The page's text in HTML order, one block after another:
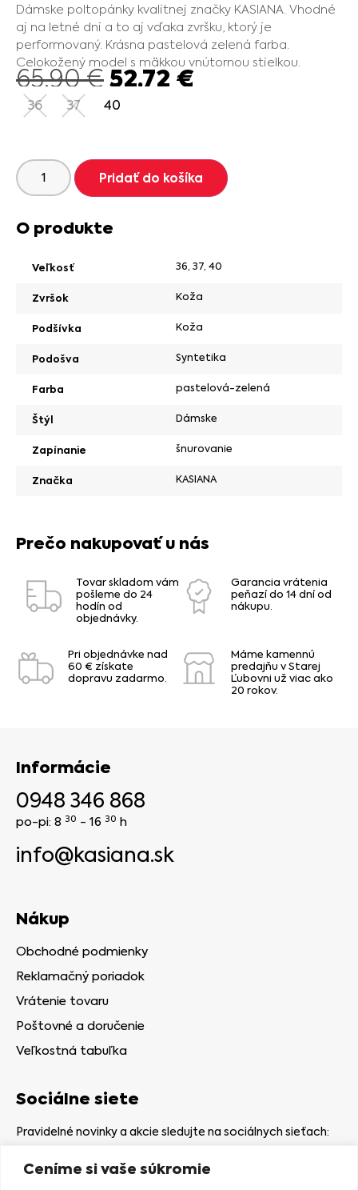
Ceníme si vaše súkromie
Dámske poltopánky kvalitnej značky KASIANA. Vhodné
aj na letné dni a to aj vďaka zvršku, ktorý je
performovaný. Krásna pastelová zelená farba.
Celokožený model s mäkkou vnútornou stielkou.
65.90€52.72 €
36 37 40
Pridať do košíka
O produkte
Veľkosť 36, 37, 40
Zvršok Koža
Podšívka Koža
Podošva Syntetika
Farba pastelová-zelená
Štýl Dámske
Zapínanie šnurovanie
Značka KASIANA
Prečo nakupovať u nás
Tovar skladom vám
pošleme do 24
hodín od
objednávky.
Garancia vrátenia
peňazí do 14 dní od
nákupu.
Pri objednávke nad
60 € získate
dopravu zadarmo.
Máme kamennú
predajňu v Starej
Ľubovni už viac ako
20 rokov.
Informácie
0948 346 868
po-pi: 8 30 - 16 30 h
info@kasiana.sk
Nákup
Obchodné podmienky
Reklamačný poriadok
Vrátenie tovaru
Poštovné a doručenie
Veľkostná tabuľka
Sociálne siete
Pravidelné novinky a akcie sledujte na sociálnych sieťach: